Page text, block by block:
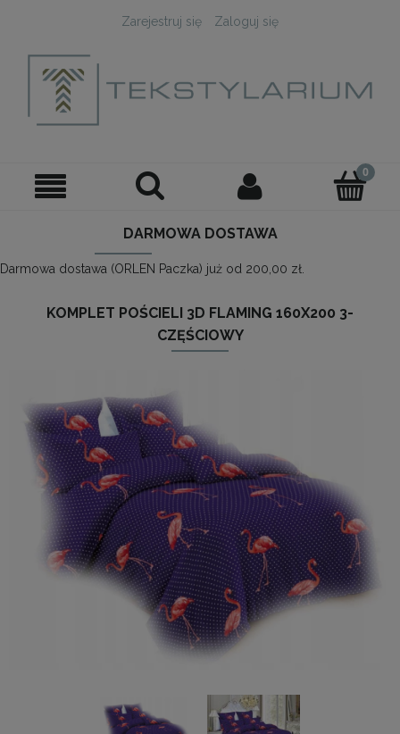
Zarejestruj się Zaloguj się
DARMOWA DOSTAWA
Darmowa dostawa (ORLEN Paczka) już od 200,00 zł.
KOMPLET POŚCIELI 3D FLAMING 160X200 3-
CZĘŚCIOWY